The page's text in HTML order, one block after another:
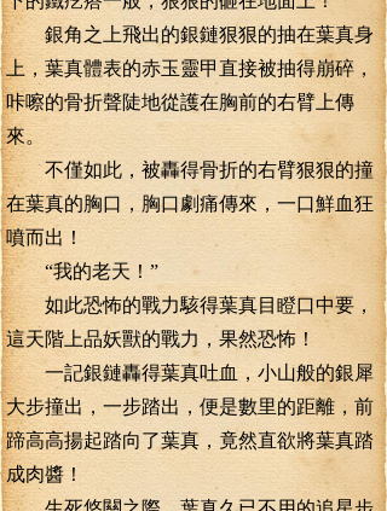
銀角之上飛出的銀鏈狠狠的抽在葉真身
上，葉真體表的赤玉靈甲直接被抽得崩碎，
咔嚓的骨折聲陡地從護在胸前的右臂上傳
來。
不僅如此，被轟得骨折的右臂狠狠的撞
在葉真的胸口，胸口劇痛傳來，一口鮮血狂
噴而出！
“我的老天！”
如此恐怖的戰力駭得葉真目瞪口中要，
這天階上品妖獸的戰力，果然恐怖！
一記銀鏈轟得葉真吐血，小山般的銀犀
大步撞出，一步踏出，便是數里的距離，前
蹄高高揚起踏向了葉真，竟然直欲將葉真踏
成肉醬！